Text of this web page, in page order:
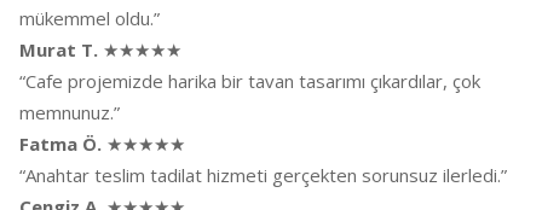
mükemmel oldu.”
Murat T. ★★★★★
“Cafe projemizde harika bir tavan tasarımı çıkardılar, çok
memnunuz.”
Fatma Ö. ★★★★★
“Anahtar teslim tadilat hizmeti gerçekten sorunsuz ilerledi.”